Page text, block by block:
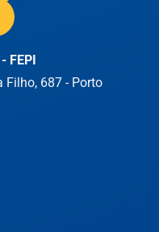
FEPI
Filho, 687 - Porto